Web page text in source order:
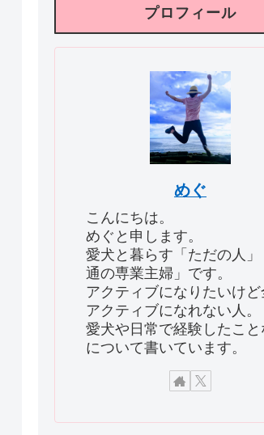
プロフィール
めぐ
こんにちは。
めぐと申します。
愛犬と暮らす「ただの人
通の専業主婦」です。
アクティブになりたいけど
アクティブになれない人。
愛犬や日常で経験したこ
について書いています。